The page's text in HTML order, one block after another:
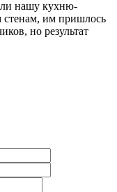
нашу кухню-
стенам, им пришлось
но результат